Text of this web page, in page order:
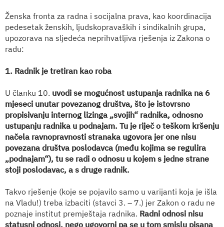
Ženska fronta za radna i socijalna prava, kao koordinacija
pedesetak ženskih, ljudskopravaških i sindikalnih grupa,
upozorava na sljedeća neprihvatljiva rješenja iz Zakona o
radu:
1. Radnik je tretiran kao roba
U članku 10. uvodi se mogućnost ustupanja radnika na 6
mjeseci unutar povezanog društva, što je istovrsno
propisivanju internog lizinga „svojih“ radnika, odnosno
ustupanju radnika u podnajam. Tu je riječ o teškom kršenju
načela ravnopravnosti stranaka ugovora jer one nisu
povezana društva poslodavca (među kojima se regulira
„podnajam“), tu se radi o odnosu u kojem s jedne strane
stoji poslodavac, a s druge radnik.
Takvo rješenje (koje se pojavilo samo u varijanti koja je išla
na Vladu!) treba izbaciti (stavci 3. – 7.) jer Zakon o radu ne
poznaje institut premještaja radnika. Radni odnosi nisu
statusni odnosi, nego ugovorni pa se u tom smislu pisana